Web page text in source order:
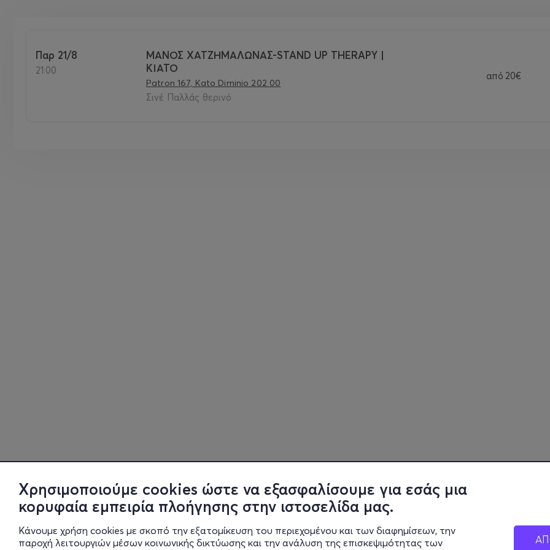
Χρησιμοποιούμε cookies ώστε να εξασφαλίσουμε για εσάς μια
κορυφαία εμπειρία πλοήγησης στην ιστοσελίδα μας.
Κάνουμε χρήση cookies με σκοπό την εξατομίκευση του περιεχομένου και των διαφημίσεων, την
παροχή λειτουργιών μέσων κοινωνικής δικτύωσης και την ανάλυση της επισκεψιμότητας των
Παρ 21/8
21:00
ΜΑΝΟΣ ΧΑΤΖΗΜΑΛΩΝΑΣ-STAND UP THERAPY |
ΚΙΑΤΟ
Patron 167, Kato Diminio 202 00
Σινέ Παλλάς θερινό
από 20€